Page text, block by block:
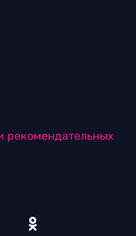
рекомендательных